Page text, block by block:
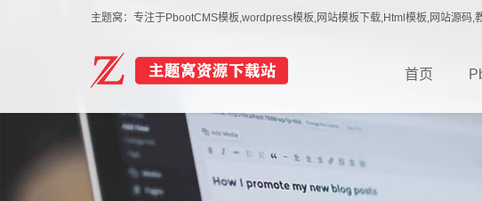
主题窝：专注于PbootCMS模板,wordpress模板,网站模板下载,Html模板,网站源码,
首页